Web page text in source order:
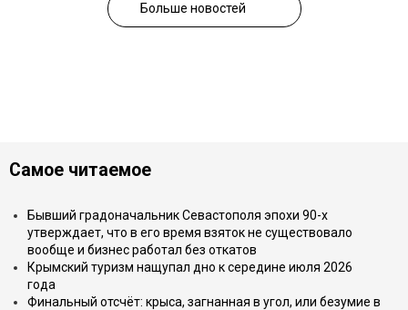
Больше новостей
Самое читаемое
Бывший градоначальник Севастополя эпохи 90-х
утверждает, что в его время взяток не существовало
вообще и бизнес работал без откатов
Крымский туризм нащупал дно к середине июля 2026
года
Финальный отсчёт: крыса, загнанная в угол, или безумие в